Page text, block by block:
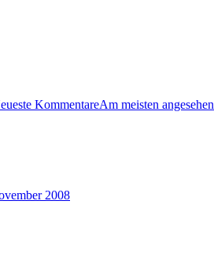
KommentareAm meisten angesehen